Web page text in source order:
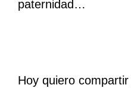
paternidad…
Hoy quiero